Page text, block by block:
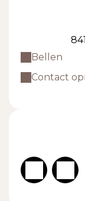
Bellen
Contact